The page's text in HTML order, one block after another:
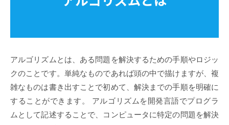
アルゴリズムとは、ある問題を解決するための手順やロジッ
クのことです。単純なものであれば頭の中で描けますが、複
雑なものは書き出すことで初めて、解決までの手順を明確に
することができます。 アルゴリズムを開発言語でプログラ
ムとして記述することで、コンピュータに特定の問題を解決